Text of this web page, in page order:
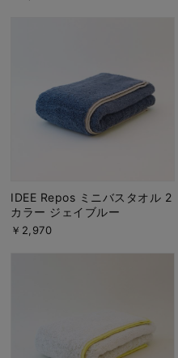
IDEE Repos ミニバスタオル 2
カラー ジェイブルー
￥2,970